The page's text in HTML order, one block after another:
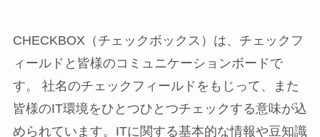
CHECKBOX（チェックボックス）は、チェックフ
ィールドと皆様のコミュニケーションボードで
す。 社名のチェックフィールドをもじって、また
皆様のIT環境をひとつひとつチェックする意味が込
められています。ITに関する基本的な情報や豆知識